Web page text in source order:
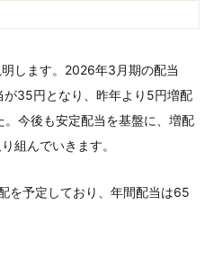
します。2026年3月期の配当
35円となり、昨年より5円増配
今後も安定配当を基盤に、増配
組んでいきます。
を予定しており、年間配当は65